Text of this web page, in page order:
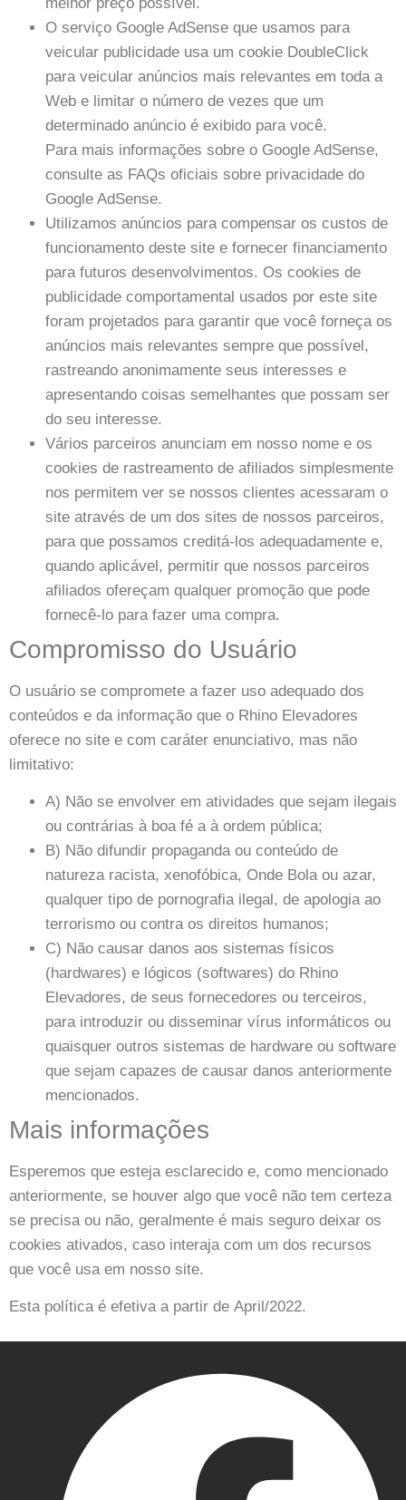
O serviço Google AdSense que usamos para
veicular publicidade usa um cookie DoubleClick
para veicular anúncios mais relevantes em toda a
Web e limitar o número de vezes que um
determinado anúncio é exibido para você.
Para mais informações sobre o Google AdSense,
consulte as FAQs oficiais sobre privacidade do
Google AdSense.
Utilizamos anúncios para compensar os custos de
funcionamento deste site e fornecer financiamento
para futuros desenvolvimentos. Os cookies de
publicidade comportamental usados ​​por este site
foram projetados para garantir que você forneça os
anúncios mais relevantes sempre que possível,
rastreando anonimamente seus interesses e
apresentando coisas semelhantes que possam ser
do seu interesse.
Vários parceiros anunciam em nosso nome e os
cookies de rastreamento de afiliados simplesmente
nos permitem ver se nossos clientes acessaram o
site através de um dos sites de nossos parceiros,
para que possamos creditá-los adequadamente e,
quando aplicável, permitir que nossos parceiros
afiliados ofereçam qualquer promoção que pode
fornecê-lo para fazer uma compra.
Compromisso do Usuário
O usuário se compromete a fazer uso adequado dos
conteúdos e da informação que o Rhino Elevadores
oferece no site e com caráter enunciativo, mas não
limitativo:
A) Não se envolver em atividades que sejam ilegais
ou contrárias à boa fé a à ordem pública;
B) Não difundir propaganda ou conteúdo de
natureza racista, xenofóbica, Onde Bolaou azar,
qualquer tipo de pornografia ilegal, de apologia ao
terrorismo ou contra os direitos humanos;
C) Não causar danos aos sistemas físicos
(hardwares) e lógicos (softwares) do Rhino
Elevadores, de seus fornecedores ou terceiros,
para introduzir ou disseminar vírus informáticos ou
quaisquer outros sistemas de hardware ou software
que sejam capazes de causar danos anteriormente
mencionados.
Mais informações
Esperemos que esteja esclarecido e, como mencionado
anteriormente, se houver algo que você não tem certeza
se precisa ou não, geralmente é mais seguro deixar os
cookies ativados, caso interaja com um dos recursos
que você usa em nosso site.
Esta política é efetiva a partir de April /2022.